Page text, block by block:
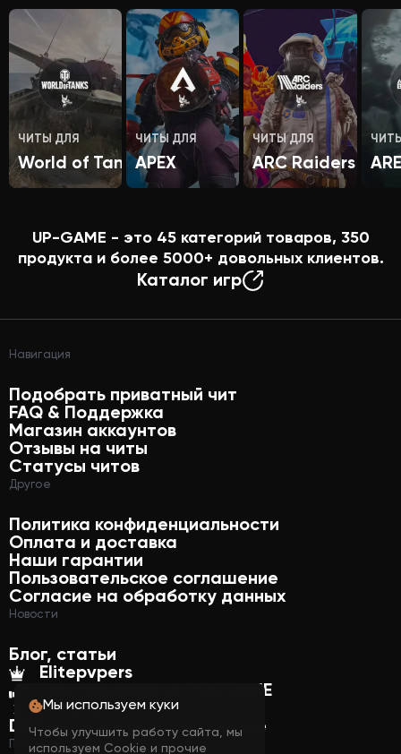
ЧИТЫ ДЛЯ
World of Tanks
ЧИТЫ ДЛЯ
APEX
ЧИТЫ ДЛЯ
ARC Raiders
UP-GAME - это 45категорий товаров, 350
продукта и более 5000+ довольных клиентов.
Каталог игр
Навигация
Подобрать приватный чит
FAQ & Поддержка
Магазин аккаунтов
Отзывы на читы
Статусы читов
Другое
Политика конфиденциальности
Оплата и доставка
Наши гарантии
Пользовательское соглашение
Согласие на обработку данных
Новости
Блог, статьи
Elitepvpers
Мы продаём на YOUGAME
Funpay
DMA-карты и комплектующие
Подпишись на нас
Мы используем куки
Чтобы улучшить работу сайта, мы
используем Cookie и прочие